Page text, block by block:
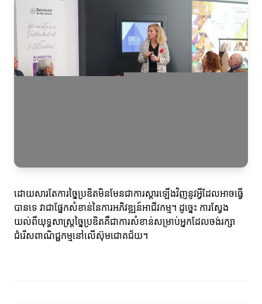
ដោយសារតែការច្នៃប្រឌិតមិនមែនជាការស្តារឡើងវិញនូវអ្វីដែលអាចធ្វើ
បានទេ វាជាផ្នែកសំខាន់នៃការអភិវឌ្ឍន៍អាជីវកម្ម។ ដូច្នេះ ការស្វែង
យល់ពីយុទ្ធសាស្ត្រច្នៃប្រឌិតគឺជាការសំខាន់សម្រាប់អ្នកដែលចង់រក្សា
ជំរើសពាណិជ្ជកម្មនៅលើស៊ុមជោគជ័យ។